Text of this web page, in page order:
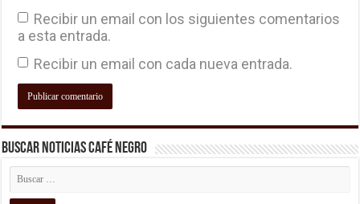
Recibir un email con los siguientes comentarios
a esta entrada.
Recibir un email con cada nueva entrada.
Buscar Noticias Café Negro